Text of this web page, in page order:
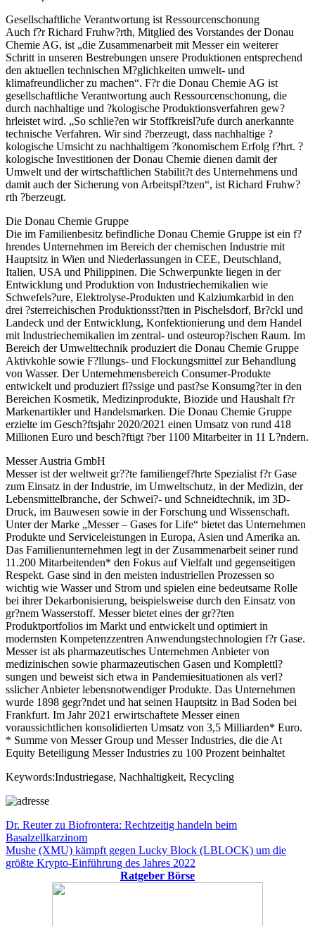
Gesellschaftliche Verantwortung ist Ressourcenschonung
Auch f?r Richard Fruhw?rth, Mitglied des Vorstandes der Donau
Chemie AG, ist „die Zusammenarbeit mit Messer ein weiterer
Schritt in unseren Bestrebungen unsere Produktionen entsprechend
den aktuellen technischen M?glichkeiten umwelt- und
klimafreundlicher zu machen“. F?r die Donau Chemie AG ist
gesellschaftliche Verantwortung auch Ressourcenschonung, die
durch nachhaltige und ?kologische Produktionsverfahren gew?
hrleistet wird. „So schlie?en wir Stoffkreisl?ufe durch anerkannte
technische Verfahren. Wir sind ?berzeugt, dass nachhaltige ?
kologische Umsicht zu nachhaltigem ?konomischem Erfolg f?hrt. ?
kologische Investitionen der Donau Chemie dienen damit der
Umwelt und der wirtschaftlichen Stabilit?t des Unternehmens und
damit auch der Sicherung von Arbeitspl?tzen“, ist Richard Fruhw?
rth ?berzeugt.
Die Donau Chemie Gruppe
Die im Familienbesitz befindliche Donau Chemie Gruppe ist ein f?
hrendes Unternehmen im Bereich der chemischen Industrie mit
Hauptsitz in Wien und Niederlassungen in CEE, Deutschland,
Italien, USA und Philippinen. Die Schwerpunkte liegen in der
Entwicklung und Produktion von Industriechemikalien wie
Schwefels?ure, Elektrolyse-Produkten und Kalziumkarbid in den
drei ?sterreichischen Produktionsst?tten in Pischelsdorf, Br?ckl und
Landeck und der Entwicklung, Konfektionierung und dem Handel
mit Industriechemikalien im zentral- und osteurop?ischen Raum. Im
Bereich der Umwelttechnik produziert die Donau Chemie Gruppe
Aktivkohle sowie F?llungs- und Flockungsmittel zur Behandlung
von Wasser. Der Unternehmensbereich Consumer-Produkte
entwickelt und produziert fl?ssige und past?se Konsumg?ter in den
Bereichen Kosmetik, Medizinprodukte, Biozide und Haushalt f?r
Markenartikler und Handelsmarken. Die Donau Chemie Gruppe
erzielte im Gesch?ftsjahr 2020/2021 einen Umsatz von rund 418
Millionen Euro und besch?ftigt ?ber 1100 Mitarbeiter in 11 L?ndern.
Messer Austria GmbH
Messer ist der weltweit gr??te familiengef?hrte Spezialist f?r Gase
zum Einsatz in der Industrie, im Umweltschutz, in der Medizin, der
Lebensmittelbranche, der Schwei?- und Schneidtechnik, im 3D-
Druck, im Bauwesen sowie in der Forschung und Wissenschaft.
Unter der Marke „Messer – Gases for Life“ bietet das Unternehmen
Produkte und Serviceleistungen in Europa, Asien und Amerika an.
Das Familienunternehmen legt in der Zusammenarbeit seiner rund
11.200 Mitarbeitenden* den Fokus auf Vielfalt und gegenseitigen
Respekt. Gase sind in den meisten industriellen Prozessen so
wichtig wie Wasser und Strom und spielen eine bedeutsame Rolle
bei ihrer Dekarbonisierung, beispielsweise durch den Einsatz von
gr?nem Wasserstoff. Messer bietet eines der gr??ten
Produktportfolios im Markt und entwickelt und optimiert in
modernsten Kompetenzzentren Anwendungstechnologien f?r Gase.
Messer ist als pharmazeutisches Unternehmen Anbieter von
medizinischen sowie pharmazeutischen Gasen und Komplettl?
sungen und beweist sich etwa in Pandemiesituationen als verl?
sslicher Anbieter lebensnotwendiger Produkte. Das Unternehmen
wurde 1898 gegr?ndet und hat seinen Hauptsitz in Bad Soden bei
Frankfurt. Im Jahr 2021 erwirtschaftete Messer einen
voraussichtlichen konsolidierten Umsatz von 3,5 Milliarden* Euro.
* Summe von Messer Group und Messer Industries, die die At
Equity Beteiligung Messer Industries zu 100 Prozent beinhaltet
Keywords:Industriegase, Nachhaltigkeit, Recycling
Beitragsnavigation
Vorheriger
Beitrag:
Dr. Reuter zu Biofrontera: Rechtzeitig handeln beim
Basalzellkarzinom
Nächster
Beitrag:
Mushe (XMU) kämpft gegen Lucky Block (LBLOCK) um die
größte Krypto-Einführung des Jahres 2022
Ratgeber Börse